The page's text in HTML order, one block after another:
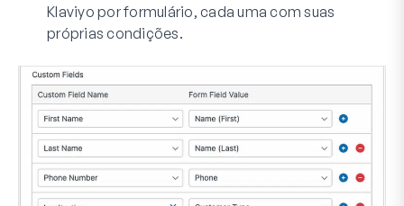
Klaviyo por formulário, cada uma com suas
próprias condições.